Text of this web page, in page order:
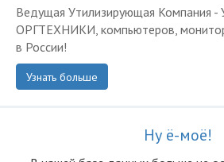
Ведущая Утилизирующая Компания
ОРГТЕХНИКИ, компьютеров,
в России!
Узнать больше
Ну ё-моё!